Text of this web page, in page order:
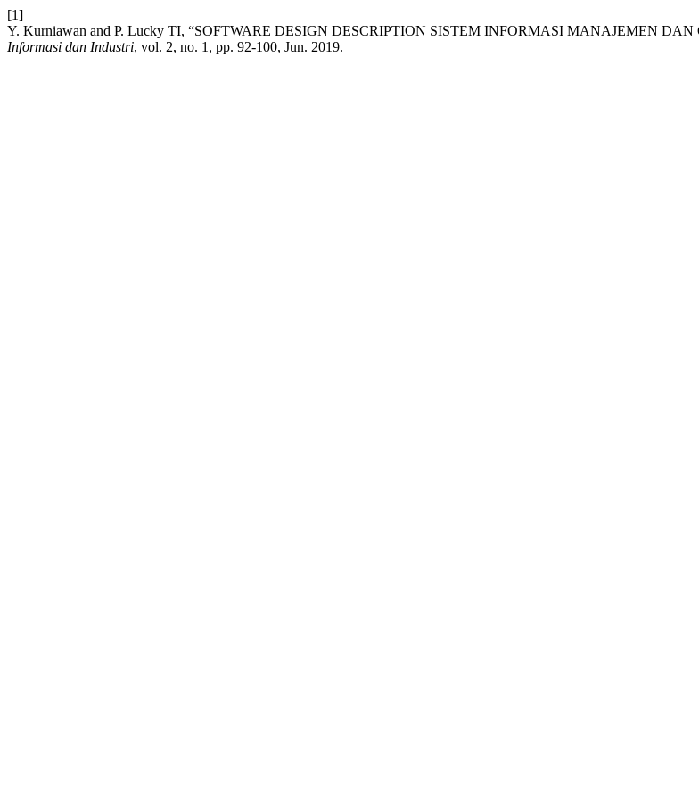
[1]
Y. Kurniawan and P. Lucky TI, “SOFTWARE DESIGN DESCRIPTION SISTEM INFORMASI MANAJEMEN
Informasi dan Industri, vol. 2, no. 1, pp. 92-100, Jun. 2019.